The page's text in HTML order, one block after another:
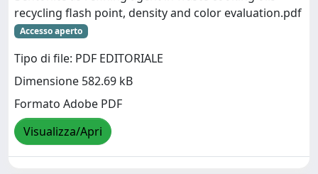
recycling flash point, density and color evaluation.pdf
Accesso aperto
Tipo di file: PDF EDITORIALE
Dimensione 582.69 kB
Formato Adobe PDF
Visualizza/Apri